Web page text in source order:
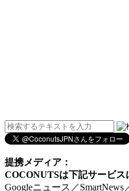
提携メディア：
COCONUTSは下記サービス
Googleニュース／SmartNews